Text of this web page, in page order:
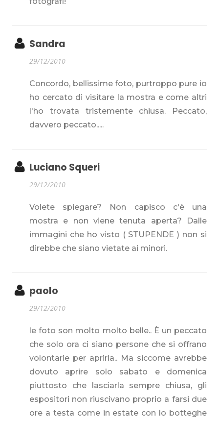
Sandra
29/12/2010
Concordo, bellissime foto, purtroppo pure io
ho cercato di visitare la mostra e come altri
l'ho trovata tristemente chiusa. Peccato,
davvero peccato.....
Luciano Squeri
29/12/2010
Volete spiegare? Non capisco c'è una
mostra e non viene tenuta aperta? Dalle
immagini che ho visto ( STUPENDE ) non si
direbbe che siano vietate ai minori.
paolo
29/12/2010
le foto son molto molto belle.. È un peccato
che solo ora ci siano persone che si offrano
volontarie per aprirla.. Ma siccome avrebbe
dovuto aprire solo sabato e domenica
piuttosto che lasciarla sempre chiusa, gli
espositori non riuscivano proprio a farsi due
ore a testa come in estate con lo botteghe